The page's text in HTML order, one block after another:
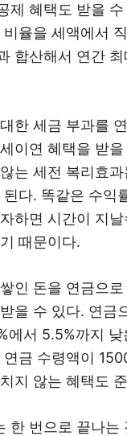
제 혜택도 받을
율을 세액에서
합산해서 연간
한 세금 부과를
이연 혜택을 받
는 세전 복리효
다. 똑같은 수익
하면 시간이 지
때문이다.
인 돈을 연금으
을 수 있다. 연금
에서 5.5%까지
금 수령액이
지 않는 혜택도
한 번으로 끝나는